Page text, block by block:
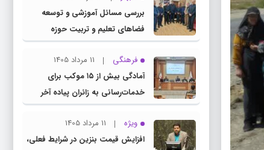
بررسی مسائل آموزشی و توسعه
فضاهای تعلیم و تربیت حوزه
انتخابیه در نشست مشترک عضو
کمیسیون آموزش مجلس با مدیرکل
آموزش و پرورش خراسان رضوی
فرهنگی
11 مرداد 1405
آمادگی بیش از ۱۵ موکب برای
خدمات‌رسانی به زائران پیاده آخر
صفر در شهرستان چناران
ویژه
11 مرداد 1405
افزایش قیمت بنزین در شرایط فعلی،